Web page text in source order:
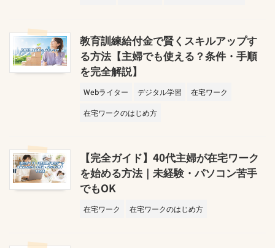
教育訓練給付金で賢くスキルアップす
る方法【主婦でも使える？条件・手順
を完全解説】
Webライター デジタル学習
在宅ワーク
在宅ワークのはじめ方
【完全ガイド】40代主婦が在宅ワーク
を始める方法｜未経験・パソコン苦手
でもOK
在宅ワーク 在宅ワークのはじめ方